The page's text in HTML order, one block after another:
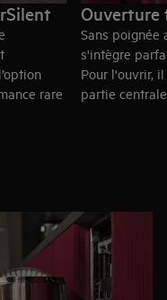
rare
Ouverture
Sans poignée
s'intègre
Pour l'ouvrir,
partie